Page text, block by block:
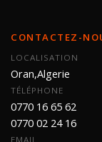
CONTACTEZ-
LOCALISATION
Oran,Algerie
TÉLÉPHONE
0770 16 65 62
0770 02 24 16
EMAIL